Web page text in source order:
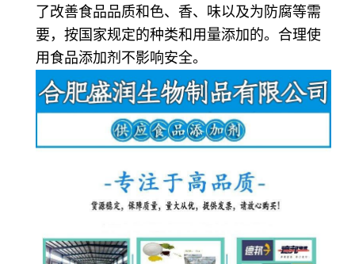
了改善食品品质和色、香、味以及为防腐等需
要，按国家规定的种类和用量添加的。合理使
用食品添加剂不影响安全。